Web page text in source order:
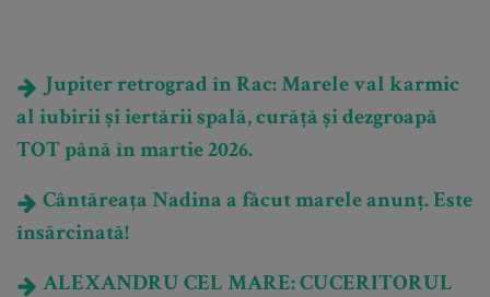
Jupiter retrograd în Rac: Marele val karmic
al iubirii și iertării spală, curăță și dezgroapă
TOT până în martie 2026.
Cântăreața Nadina a făcut marele anunț. Este
însărcinată!
ALEXANDRU CEL MARE: CUCERITORUL